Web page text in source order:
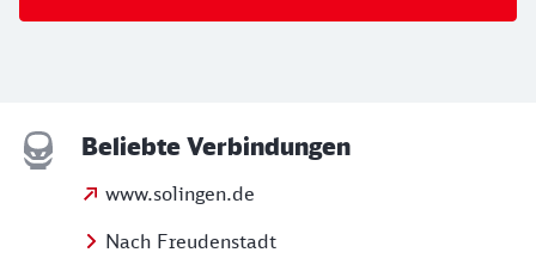
Beliebte Verbindungen
www.solingen.de
Nach Freudenstadt